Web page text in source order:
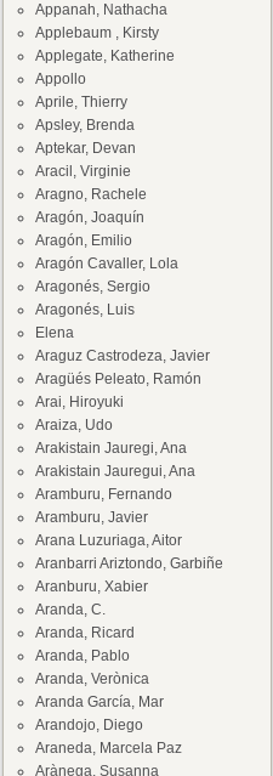
Appanah, Nathacha
Applebaum , Kirsty
Applegate, Katherine
Appollo
Aprile, Thierry
Apsley, Brenda
Aptekar, Devan
Aracil, Virginie
Aragno, Rachele
Aragón, Joaquín
Aragón, Emilio
Aragón Cavaller, Lola
Aragonés, Sergio
Aragonés, Luis
Elena
Araguz Castrodeza, Javier
Aragüés Peleato, Ramón
Arai, Hiroyuki
Araiza, Udo
Arakistain Jauregi, Ana
Arakistain Jauregui, Ana
Aramburu, Fernando
Aramburu, Javier
Arana Luzuriaga, Aitor
Aranbarri Ariztondo, Garbiñe
Aranburu, Xabier
Aranda, C.
Aranda, Ricard
Aranda, Pablo
Aranda, Verònica
Aranda García, Mar
Arandojo, Diego
Araneda, Marcela Paz
Arànega, Susanna